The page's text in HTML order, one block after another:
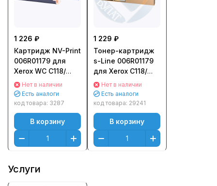
1 226 ₽
Картридж NV-Print
006R01179 для
Xerox WC C118/
M118 (11000стр.)
Нет в наличии
Есть аналоги
код товара: 3287
В корзину
1 229 ₽
Тонер-картридж
s-Line 006R01179
для Xerox C118/
M118 (11000стр.)
Нет в наличии
Есть аналоги
код товара: 29241
В корзину
Услуги